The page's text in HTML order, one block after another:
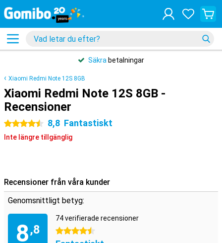
Säkra betalningar
Xiaomi Redmi Note 12S 8GB
Xiaomi Redmi Note 12S 8GB -
Recensioner
4.5 stjärnor 8,8 Fantastiskt
Inte längre tillgänglig
Recensioner från våra kunder
Genomsnittligt betyg:
8,8
74 verifierade recensioner
4.5 stjärnor